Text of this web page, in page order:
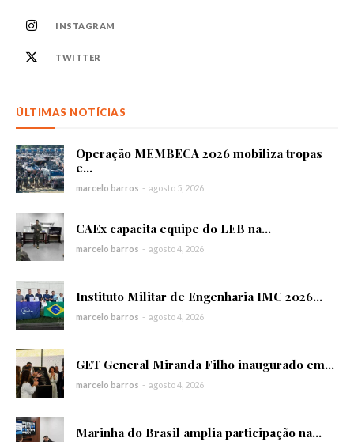
INSTAGRAM
TWITTER
ÚLTIMAS NOTÍCIAS
Operação MEMBECA 2026 mobiliza tropas
e...
marcelo barros - agosto 5, 2026
CAEx capacita equipe do LEB na...
marcelo barros - agosto 4, 2026
Instituto Militar de Engenharia IMC 2026...
marcelo barros - agosto 4, 2026
GET General Miranda Filho inaugurado em...
marcelo barros - agosto 4, 2026
Marinha do Brasil amplia participação na...